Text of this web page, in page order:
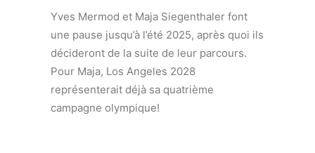
Yves Mermod et Maja Siegenthaler font
une pause jusqu’à l’été 2025, après quoi ils
décideront de la suite de leur parcours.
Pour Maja, Los Angeles 2028
représenterait déjà sa quatrième
campagne olympique!